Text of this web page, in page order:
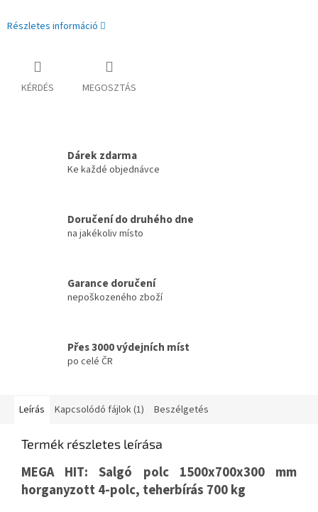
Részletes információ
KÉRDÉS MEGOSZTÁS
Dárek zdarma
Ke každé objednávce
Doručení do druhého dne
na jakékoliv místo
Garance doručení
nepoškozeného zboží
Přes 3000 výdejních míst
po celé ČR
Leírás Kapcsolódó fájlok (1) Beszélgetés
Termék részletes leírása
MEGA HIT: Salgó polc 1500x700x300 mm
horganyzott 4-polc, teherbírás 700 kg